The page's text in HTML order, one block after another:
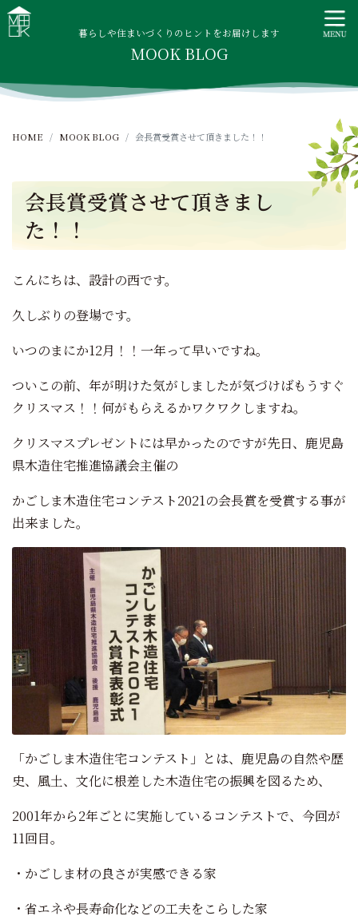
t
MOOK HOUSE ムックハウス
MOOK HOUSEはかごしま素材で建てる木の住まい。自然を
感じる四季に合わせた暮らし、家族がずっと住み継げる暮ら
暮らしや住まいづくりのヒントをお届けします
MOOK BLOG
HOME MOOK BLOG 会長賞受賞させて頂きました！！
会長賞受賞させて頂きまし
た！！
こんにちは、設計の西です。
久しぶりの登場です。
いつのまにか12月！！一年って早いですね。
ついこの前、年が明けた気がしましたが気づけばもうすぐ
クリスマス！！何がもらえるかワクワクしますね。
クリスマスプレゼントには早かったのですが先日、鹿児島
県木造住宅推進協議会主催の
かごしま木造住宅コンテスト2021の会長賞を受賞する事が
出来ました。
「かごしま木造住宅コンテスト」とは、鹿児島の自然や歴
史、風土、文化に根差した木造住宅の振興を図るため、
2001年から2年ごとに実施しているコンテストで、今回が
11回目。
・かごしま材の良さが実感できる家
・省エネや長寿命化などの工夫をこらした家